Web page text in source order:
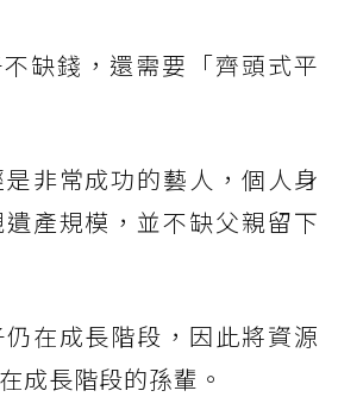
缺錢，還需要「齊頭式平
非常成功的藝人，個人身
產規模，並不缺父親留下
在成長階段，因此將資源
成長階段的孫輩。